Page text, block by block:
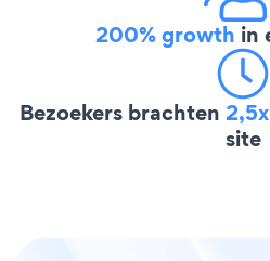
200% growth in
Bezoekers brachten
site